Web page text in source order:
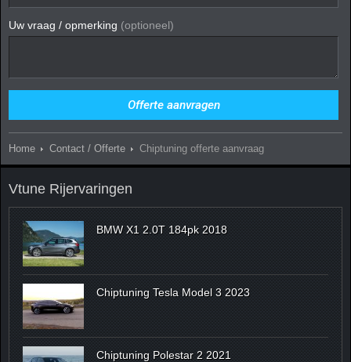
Uw vraag / opmerking (optioneel)
Home Contact / Offerte Chiptuning offerte aanvraag
Vtune Rijervaringen
BMW X1 2.0T 184pk 2018
Chiptuning Tesla Model 3 2023
Chiptuning Polestar 2 2021